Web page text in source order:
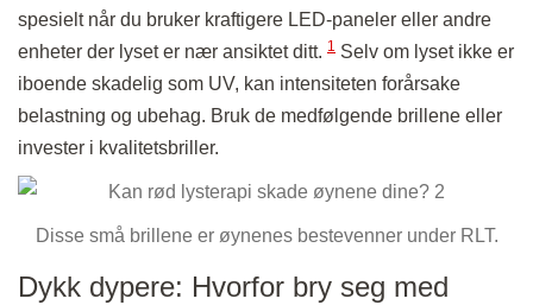
spesielt når du bruker kraftigere LED-paneler eller andre
enheter der lyset er nær ansiktet ditt. 1 Selv om lyset ikke er
iboende skadelig som UV, kan intensiteten forårsake
belastning og ubehag. Bruk de medfølgende brillene eller
invester i kvalitetsbriller.
Disse små brillene er øynenes bestevenner under RLT.
Dykk dypere: Hvorfor bry seg med